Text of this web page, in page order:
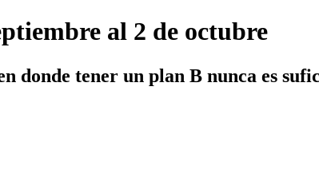
al 2 de octubre
donde tener un plan B nunca es